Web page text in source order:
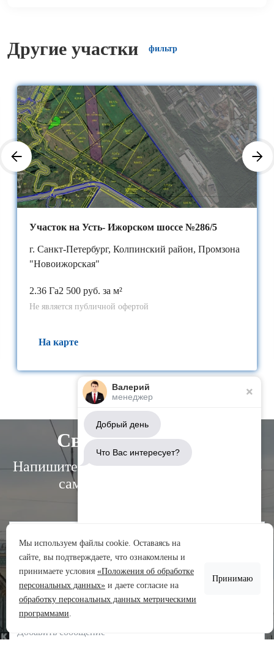
Другие участки фильтр
Участок на Усть- Ижорском шоссе №286/5
г. Санкт-Петербург, Колпинский район, Промзона
"Новоижорская"
2.36 Га2 500 руб. за м²
Не является публичной офертой
На карте
Свяжитесь с нами
Напишите нам, и мы свяжемся с вами в
самое ближайшее время:
Валерий
менеджер
Добрый день
Что Вас интересует?
Аренда участков
Продажа участков
Задать вопрос
Мы используем файлы cookie. Оставаясь на
сайте, вы подтверждаете, что ознакомлены и
принимаете условия «Положения об обработке
персональных данных» и даете согласие на
обработку персональных данных метрическими
программами.
Принимаю